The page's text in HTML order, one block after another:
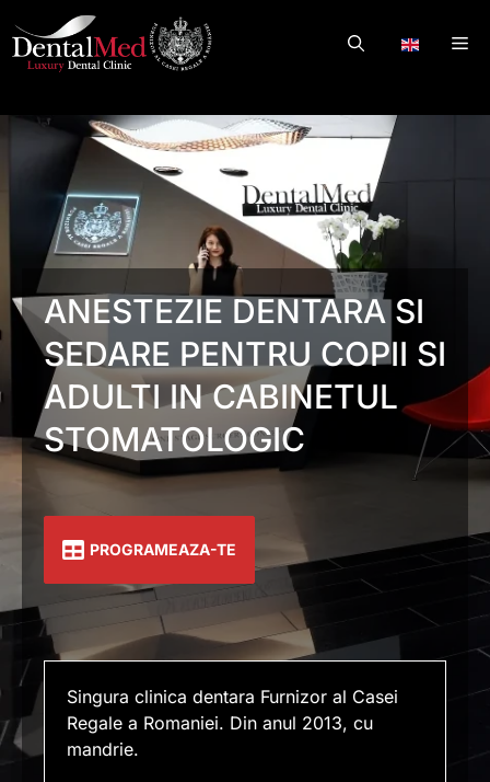
to
content
ANESTEZIE DENTARA SI
SEDARE PENTRU COPII SI
ADULTI IN CABINETUL
STOMATOLOGIC
PROGRAMEAZA-TE
Singura clinica dentara Furnizor al Casei
Regale a Romaniei. Din anul 2013, cu
mandrie.